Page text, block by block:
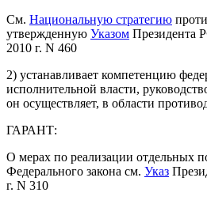
См. Национальную стратегию
утвержденную Указом Президента
2010 г. N 460
2) устанавливает компетенцию
исполнительной власти,
он осуществляет, в области
ГАРАНТ:
О мерах по реализации отдельных
Федерального закона см. Указ
г. N 310